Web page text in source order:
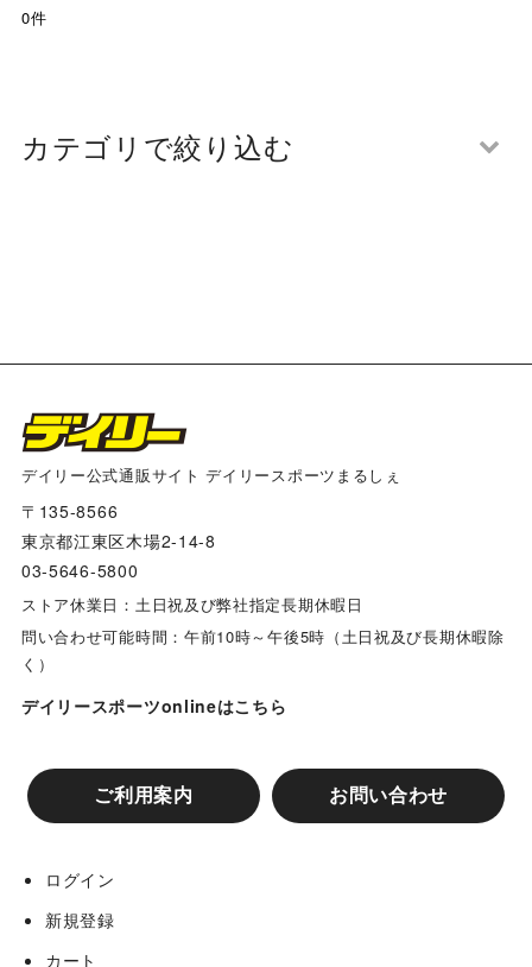
表示数
0件
カテゴリで絞り込む
16日開催 茶山台対川越
16日開催 千里山対魚住
16日開催 金岡対晴美台
16日開催 北摂対英彰
16日開催 枚方香里対竹城台
17日開催 竹城台対千里丘
デイリー公式通販サイト デイリースポーツまるしぇ
〒135-8566
東京都江東区木場2-14-8
03-5646-5800
ストア休業日：土日祝及び弊社指定長期休暇日
問い合わせ可能時間：午前10時～午後5時（土日祝及び長期休暇除
く）
デイリースポーツonlineはこちら
ご利用案内 お問い合わせ
ログイン
新規登録
カート